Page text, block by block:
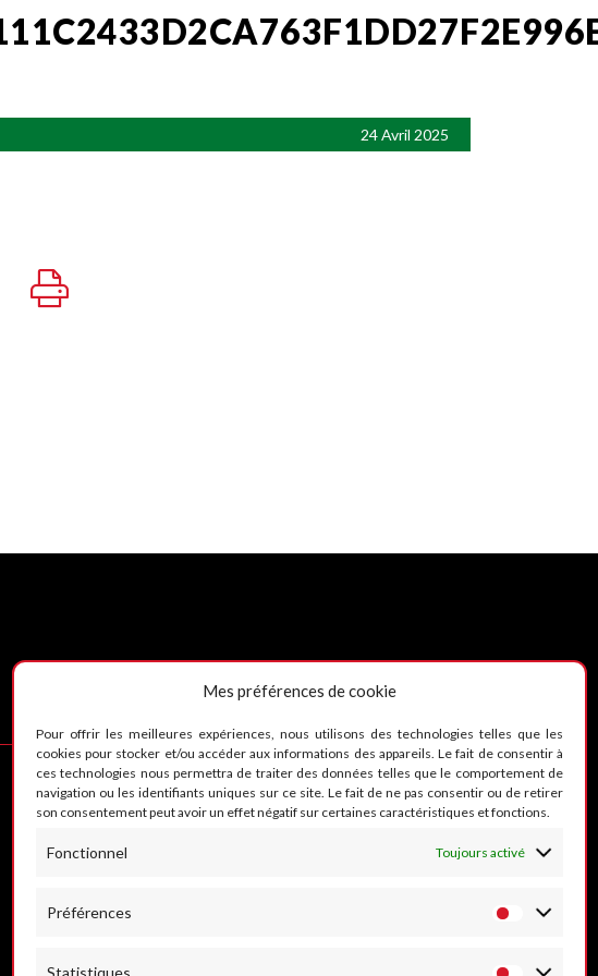
Mes préférences de cookie
Pour offrir les meilleures expériences, nous utilisons des technologies telles que les
cookies pour stocker et/ou accéder aux informations des appareils. Le fait de consentir à
ces technologies nous permettra de traiter des données telles que le comportement de
navigation ou les identifiants uniques sur ce site. Le fait de ne pas consentir ou de retirer
son consentement peut avoir un effet négatif sur certaines caractéristiques et fonctions.
Fonctionnel Toujours activé
Préférences
Statistiques
24 Avril 2025